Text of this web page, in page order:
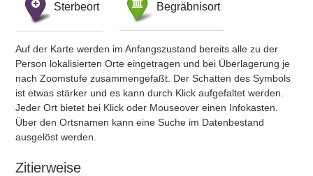
Sterbeort Begräbnisort
Auf der Karte werden im Anfangszustand bereits alle zu der
Person lokalisierten Orte eingetragen und bei Überlagerung je
nach Zoomstufe zusammengefaßt. Der Schatten des Symbols
ist etwas stärker und es kann durch Klick aufgefaltet werden.
Jeder Ort bietet bei Klick oder Mouseover einen Infokasten.
Über den Ortsnamen kann eine Suche im Datenbestand
ausgelöst werden.
Zitierweise